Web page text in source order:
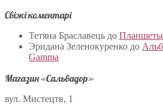
Свіжі коментарі
Тетяна Браславець до Планшеты
Эридана Зеленокуренко до
Gamma
Магазин «Сальвадор»
вул. Мистецтв, 1